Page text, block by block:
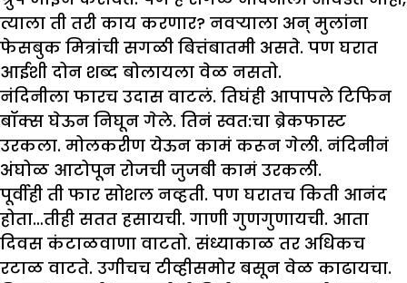
त्याला ती तरी काय करणार? नवऱ्याला अन् मुलांना
फेसबुक मित्रांची सगळी बित्तंबातमी असते. पण घरात
आईशी दोन शब्द बोलायला वेळ नसतो.
नंदिनीला फारच उदास वाटलं. तिघंही आपापले टिफिन
बॉक्स घेऊन निघून गेले. तिनं स्वत:चा ब्रेकफास्ट
उरकला. मोलकरीण येऊन कामं करून गेली. नंदिनीनं
अंघोळ आटोपून रोजची जुजबी कामं उरकली.
पूर्वीही ती फार सोशल नव्हती. पण घरातच किती आनंद
होता…तीही सतत हसायची. गाणी गुणगुणायची. आता
दिवस कंटाळवाणा वाटतो. संध्याकाळ तर अधिकच
रटाळ वाटते. उगीचच टीव्हीसमोर बसून वेळ काढायचा.